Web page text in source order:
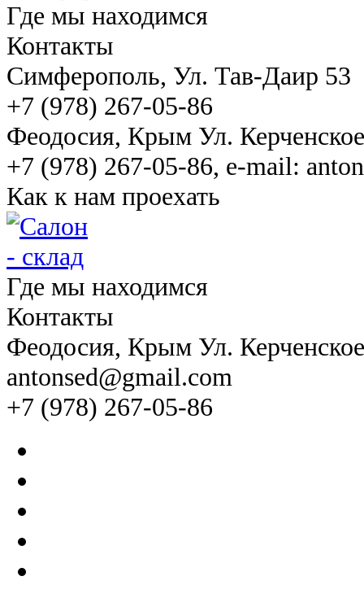
Где мы находимся
Контакты
Симферополь, Ул. Тав-Даир 53
+7 (978) 267-05-86
Феодосия, Крым Ул.
+7 (978) 267-05-86, e-mail:
Как к нам проехать
Где мы находимся
Контакты
Феодосия, Крым Ул.
antonsed@gmail.com
+7 (978) 267-05-86